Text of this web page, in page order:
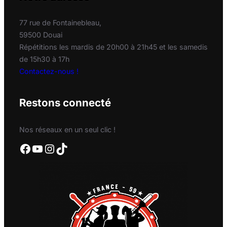
77 rue de Fontainebleau,
59500 Douai
Répétitions les mardis de 20h00 à 21h45 et les samedis
de 15h30 à 17h
Contactez-nous !
Restons connecté
Nos réseaux en un seul clic !
Facebook YouTube InstagramTikTok